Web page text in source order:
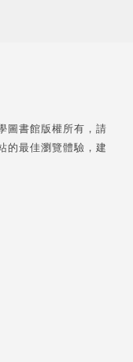
圖書館版權所有，請
的最佳瀏覽體驗，建